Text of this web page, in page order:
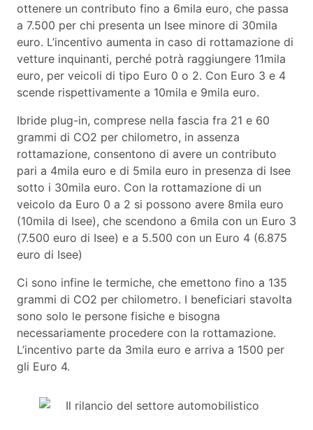
ottenere un contributo fino a 6mila euro, che passa
a 7.500 per chi presenta un Isee minore di 30mila
euro. L’incentivo aumenta in caso di rottamazione di
vetture inquinanti, perché potrà raggiungere 11mila
euro, per veicoli di tipo Euro 0 o 2. Con Euro 3 e 4
scende rispettivamente a 10mila e 9mila euro.
Ibride plug-in, comprese nella fascia fra 21 e 60
grammi di CO2 per chilometro, in assenza
rottamazione, consentono di avere un contributo
pari a 4mila euro e di 5mila euro in presenza di Isee
sotto i 30mila euro. Con la rottamazione di un
veicolo da Euro 0 a 2 si possono avere 8mila euro
(10mila di Isee), che scendono a 6mila con un Euro 3
(7.500 euro di Isee) e a 5.500 con un Euro 4 (6.875
euro di Isee)
Ci sono infine le termiche, che emettono fino a 135
grammi di CO2 per chilometro. I beneficiari stavolta
sono solo le persone fisiche e bisogna
necessariamente procedere con la rottamazione.
L’incentivo parte da 3mila euro e arriva a 1500 per
gli Euro 4.